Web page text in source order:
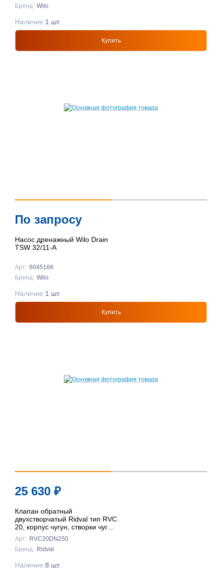
Бренд: Wilo
Купить
Наличие:1 шт.
По запросу
Насос дренажный Wilo Drain
TSW 32/11-A
Арт: 6045166
Бренд: Wilo
Купить
Наличие:1 шт.
25 630 ₽
Клапан обратный
двухстворчатый Ridval тип RVC
20, корпус чугун, створки чуг
DN250 КРАСНЫЙ
Арт: RVC20DN250
Бренд: Ridval
Наличие:8 шт.